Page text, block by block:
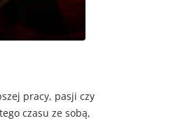
pracy, pasji czy
czasu ze sobą,